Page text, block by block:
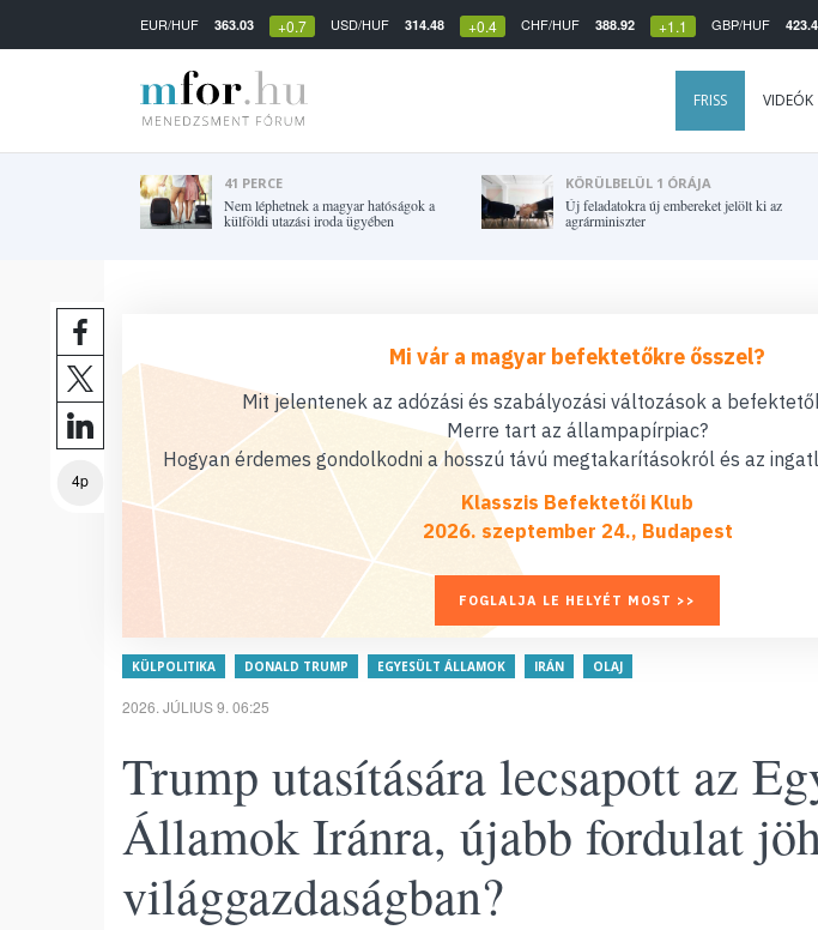
EUR/HUF 363.03 +0.7 USD/HUF 314.48 +0.4 CHF/HUF 388.92 +1.1 GBP/HUF
FRISS VIDEÓK
41 PERCE
Nem léphetnek a magyar hatóságok a
külföldi utazási iroda ügyében
KÖRÜLBELÜL 1 ÓRÁJA
Új feladatokra új embereket jelölt ki az
agrárminiszter
4p
Mi vár a magyar befektetőkre ősszel?
Mit jelentenek az adózási és szabályozási változások a
Merre tart az állampapírpiac?
Hogyan érdemes gondolkodni a hosszú távú megtakarításokról és az
Klasszis Befektetői Klub
2026. szeptember 24., Budapest
FOGLALJA LE HELYÉT MOST >>
KÜLPOLITIKA DONALD TRUMP EGYESÜLT ÁLLAMOK IRÁN OLAJ
2026. JÚLIUS 9. 06:25
Trump utasítására lecsapott az
Államok Iránra, újabb fordulat
világgazdaságban?